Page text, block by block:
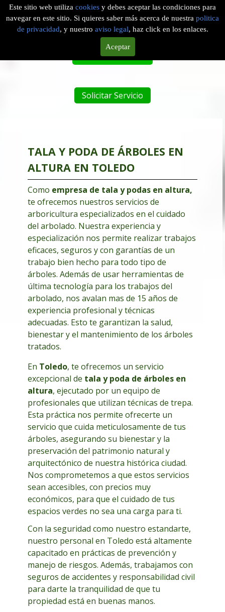
Este sitio web utiliza cookies y debes aceptar las condiciones para
navegar en este sitio. Si quieres saber más acerca de nuestra politica
de privacidad, y nuestro aviso legal, haz click en los enlaces.
Aceptar
EMPRESA DE PODAS EN ALTURA EN PANTOJA, TOLEDO
Tel. 601 904 756
Solicitar Servicio
TALA Y PODA DE ÁRBOLES EN
ALTURA EN TOLEDO
Como empresa de tala y podas en altura,
te ofrecemos nuestros servicios de
arboricultura especializados en el cuidado
del arbolado. Nuestra experiencia y
especialización nos permite realizar trabajos
eficaces, seguros y con garantías de un
trabajo bien hecho para todo tipo de
árboles. Además de usar herramientas de
última tecnología para los trabajos del
arbolado, nos avalan mas de 15 años de
experiencia profesional y técnicas
adecuadas. Esto te garantizan la salud,
bienestar y el mantenimiento de los árboles
tratados.
En Toledo, te ofrecemos un servicio
excepcional de tala y poda de árboles en
altura, ejecutado por un equipo de
profesionales que utilizan técnicas de trepa.
Esta práctica nos permite ofrecerte un
servicio que cuida meticulosamente de tus
árboles, asegurando su bienestar y la
preservación del patrimonio natural y
arquitectónico de nuestra histórica ciudad.
Nos comprometemos a que estos servicios
sean accesibles, con precios muy
económicos, para que el cuidado de tus
espacios verdes no sea una carga para ti.
Con la seguridad como nuestro estandarte,
nuestro personal en Toledo está altamente
capacitado en prácticas de prevención y
manejo de riesgos. Además, trabajamos con
seguros de accidentes y responsabilidad civil
para darte la tranquilidad de que tu
propiedad está en buenas manos.